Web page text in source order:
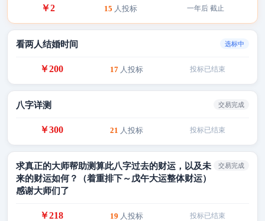
￥2 15 人投标 一年后 截止
看两人结婚时间 选标中
￥200 17人投标 投标已结束
八字详测 交易完成
￥300 21 人投标 投标已结束
求真正的大师帮助测算此八字过去的财运，以及未
来的财运如何？（着重排下～戊午大运整体财运）
感谢大师们了
交易完成
￥218 19 人投标 投标已结束